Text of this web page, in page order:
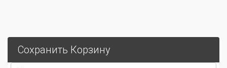
Сохранить Корзину